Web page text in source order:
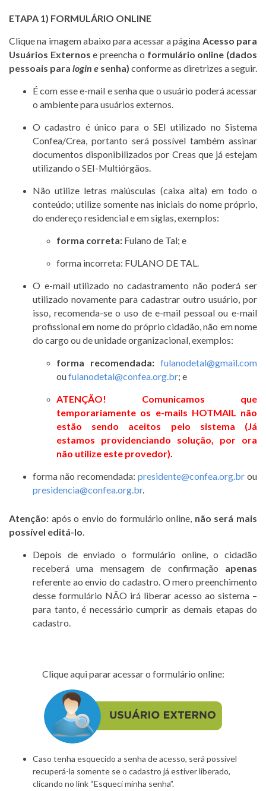
ETAPA 1) FORMULÁRIO ONLINE
Clique na imagem abaixo para acessar a página Acesso para
Usuários Externos e preencha o formulário online (dados
pessoais para login e senha) conforme as diretrizes a seguir.
É com esse e-mail e senha que o usuário poderá acessar
o ambiente para usuários externos.
O cadastro é único para o SEI utilizado no Sistema
Confea/Crea, portanto será possível também assinar
documentos disponibilizados por Creas que já estejam
utilizando o SEI-Multiórgãos.
Não utilize letras maiúsculas (caixa alta) em todo o
conteúdo; utilize somente nas iniciais do nome próprio,
do endereço residencial e em siglas, exemplos:
forma correta: Fulano de Tal; e
forma incorreta: FULANO DE TAL.
O e-mail utilizado no cadastramento não poderá ser
utilizado novamente para cadastrar outro usuário, por
isso, recomenda-se o uso de e-mail pessoal ou e-mail
profissional em nome do próprio cidadão, não em nome
do cargo ou de unidade organizacional, exemplos:
forma recomendada: fulanodetal@gmail.com
oufulanodetal@confea.org.br; e
ATENÇÃO! Comunicamos que
temporariamente os e-mails HOTMAIL não
estão sendo aceitos pelo sistema (Já
estamos providenciando solução, por ora
não utilize este provedor).
forma não recomendada: presidente@confea.org.br ou
presidencia@confea.org.br.
Atenção: após o envio do formulário online, não será mais
possível editá-lo
Depois de enviado o formulário online, o cidadão
receberá uma mensagem de confirmação apenas
referente ao envio do cadastro. O mero preenchimento
desse formulário NÃO irá liberar acesso ao sistema –
para tanto, é necessário cumprir as demais etapas do
cadastro.
Clique aqui parar acessar o formulário online:
Caso tenha esquecido a senha de acesso, será possível
recuperá-la somente se o cadastro já estiver liberado,
clicando no link “Esqueci minha senha”.